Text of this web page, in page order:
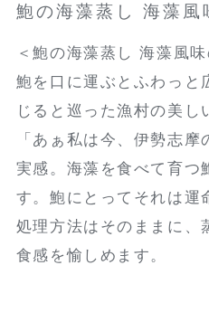
鮑の海藻蒸し 海藻風
＜鮑の海藻蒸し 海藻風
鮑を口に運ぶとふわっと
じると巡った漁村の美し
「あぁ私は今、伊勢志
実感。海藻を食べて育つ
す。鮑にとってそれは運
処理方法はそのままに、
食感を愉しめます。